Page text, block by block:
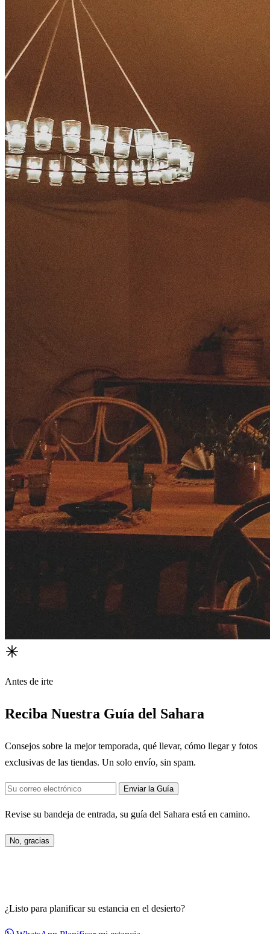
Antes de irte
Reciba Nuestra Guía del Sahara
Consejos sobre la mejor temporada, qué llevar, cómo llegar y fotos
exclusivas de las tiendas. Un solo envío, sin spam.
Enviar la Guía
Revise su bandeja de entrada, su guía del Sahara está en camino.
No, gracias
¿Listo para planificar su estancia en el desierto?